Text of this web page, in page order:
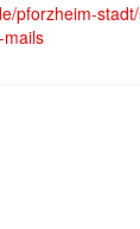
pforzheim-
in